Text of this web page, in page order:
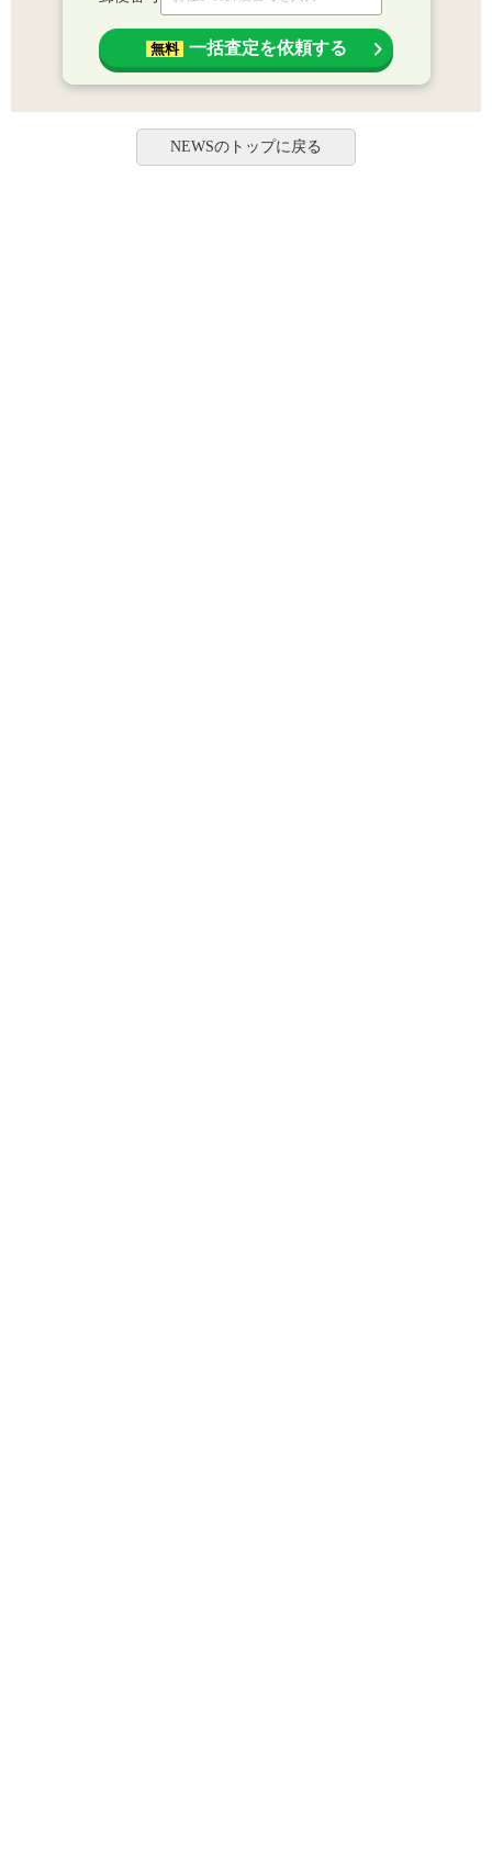
無料 一括査定を依頼する
NEWSのトップに戻る